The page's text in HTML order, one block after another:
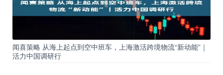
闻喜策略 从海上起点到空中班车，上海激活跨境物流“新动能”｜
活力中国调研行